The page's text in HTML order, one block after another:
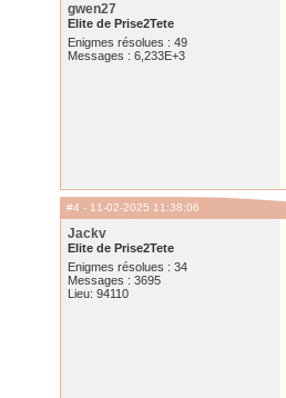
gwen27
Elite de Prise2Tete
Enigmes résolues : 49
Messages : 6,233E+3
#4 - 11-02-2025 11:38:06
Jackv
Elite de Prise2Tete
Enigmes résolues : 34
Messages : 3695
Lieu: 94110